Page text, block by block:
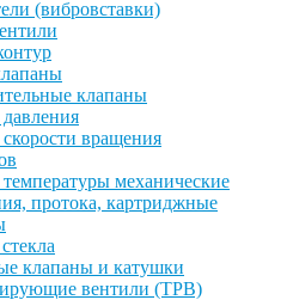
(вибровставки)
клапаны
вращения
механические
протока, картриджные
клапаны и катушки
вентили (ТРВ)